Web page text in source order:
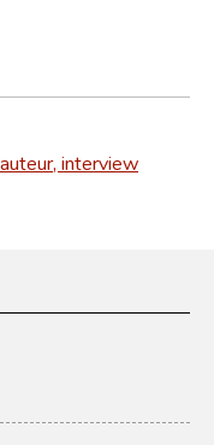
interview